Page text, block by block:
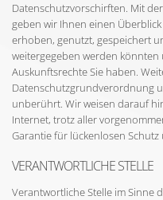
Datenschutzvorschirften. Mit
geben wir Ihnen einen
erhoben, genutzt, gespeichert
weitergegeben werden könnten
Auskunftsrechte Sie haben.
Datenschutzgrundverordnung
unberührt. Wir weisen darauf
Internet, trotz aller
Garantie für lückenlosen
VERANTWORTLICHE STELLE
Verantwortliche Stelle im Sinne